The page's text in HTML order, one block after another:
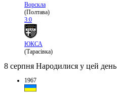
Ворскла
(Полтава)
3:0
ЮКСА
(Тарасівка)
8 серпня Народилися у цей день
1967